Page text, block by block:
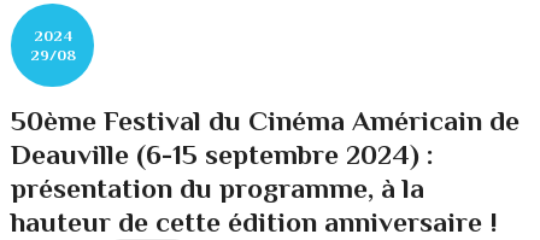
2024
29/08
50ème Festival du Cinéma Américain de
Deauville (6-15 septembre 2024) :
présentation du programme, à la
hauteur de cette édition anniversaire !